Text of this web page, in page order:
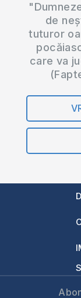
de
tuturor
care va